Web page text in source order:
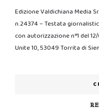
Edizione Valdichiana Media
n.24374 – Testata
con autorizzazione n°1 del
Unite 10, 53049 Torrita di